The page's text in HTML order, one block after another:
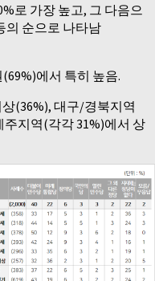
로 가장 높고, 그 다음으
의 순으로 나타남
에서 특히 높음.
상(36%), 대구/경북지역
지역(각각 31%)에서 상